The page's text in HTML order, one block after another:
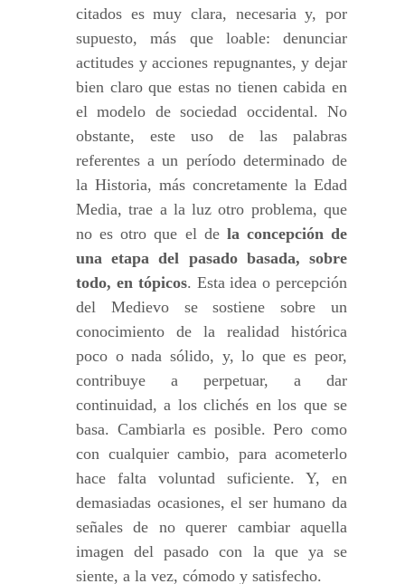
citados es muy clara, necesaria y, por
supuesto, más que loable: denunciar
actitudes y acciones repugnantes, y dejar
bien claro que estas no tienen cabida en
el modelo de sociedad occidental. No
obstante, este uso de las palabras
referentes a un período determinado de
la Historia, más concretamente la Edad
Media, trae a la luz otro problema, que
no es otro que el de la concepción de
una etapa del pasado basada, sobre
todo, en tópicos. Esta idea o percepción
del Medievo se sostiene sobre un
conocimiento de la realidad histórica
poco o nada sólido, y, lo que es peor,
contribuye a perpetuar, a dar
continuidad, a los clichés en los que se
basa. Cambiarla es posible. Pero como
con cualquier cambio, para acometerlo
hace falta voluntad suficiente. Y, en
demasiadas ocasiones, el ser humano da
señales de no querer cambiar aquella
imagen del pasado con la que ya se
siente, a la vez, cómodo y satisfecho.